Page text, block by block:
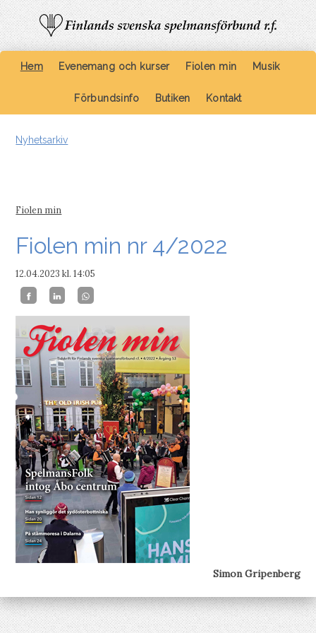
Hem Evenemang och kurser Fiolen min Musik
Förbundsinfo Butiken Kontakt
Nyhetsarkiv
Fiolen min
Fiolen min nr 4/2022
12.04.2023kl. 14:05
Simon Gripenberg